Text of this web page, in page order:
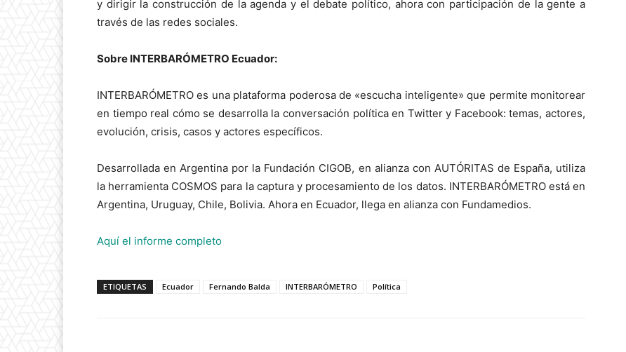
y dirigir la construcción de la agenda y el debate político, ahora con participación de la gente a
través de las redes sociales.
Sobre INTERBARÓMETRO Ecuador:
INTERBARÓMETRO es una plataforma poderosa de «escucha inteligente» que permite monitorear
en tiempo real cómo se desarrolla la conversación política en Twitter y Facebook: temas, actores,
evolución, crisis, casos y actores específicos.
Desarrollada en Argentina por la Fundación CIGOB, en alianza con AUTÓRITAS de España, utiliza
la herramienta COSMOS para la captura y procesamiento de los datos. INTERBARÓMETRO está en
Argentina, Uruguay, Chile, Bolivia. Ahora en Ecuador, llega en alianza con Fundamedios.
Aquí el informe completo
ETIQUETAS Ecuador Fernando Balda INTERBARÓMETRO Política